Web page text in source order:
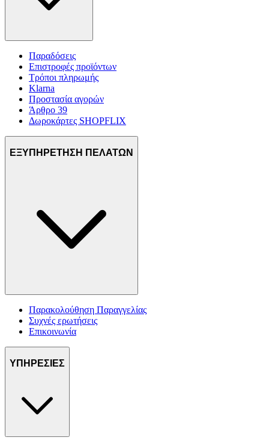
Παραδόσεις
Επιστροφές προϊόντων
Τρόποι πληρωμής
Klarna
Προστασία αγορών
Άρθρο 39
Δωροκάρτες SHOPFLIX
ΕΞΥΠΗΡΕΤΗΣΗ ΠΕΛΑΤΩΝ
Παρακολούθηση Παραγγελίας
Συχνές ερωτήσεις
Επικοινωνία
ΥΠΗΡΕΣΙΕΣ